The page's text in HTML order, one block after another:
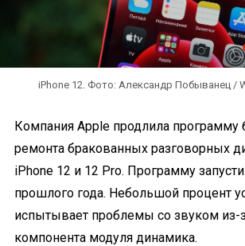
iPhone 12. Фото: Александр Побыванец /
Компания Apple продлила программу
ремонта бракованных разговорных
iPhone 12 и 12 Pro. Программу
прошлого года. Небольшой процент
испытывает проблемы со звуком из-
компонента модуля динамика.